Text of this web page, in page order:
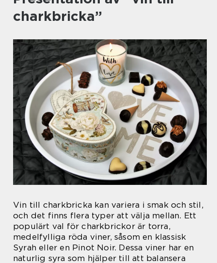
charkbricka”
Vin till charkbricka kan variera i smak och stil,
och det finns flera typer att välja mellan. Ett
populärt val för charkbrickor är torra,
medelfylliga röda viner, såsom en klassisk
Syrah eller en Pinot Noir. Dessa viner har en
naturlig syra som hjälper till att balansera